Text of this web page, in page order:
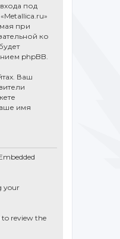
под
при
ко
phpBB.
Ваш
имя
your
to review the